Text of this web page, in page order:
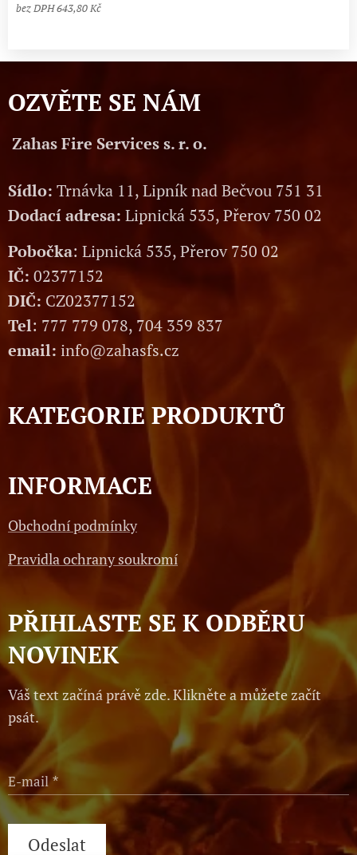
bez DPH 643,80 Kč
OZVĚTE SE NÁM
Zahas Fire Services s. r. o.
Sídlo: Trnávka 11, Lipník nad Bečvou 751 31
Dodací adresa: Lipnická 535, Přerov 750 02
Pobočka: Lipnická 535, Přerov 750 02
IČ: 02377152
DIČ: CZ02377152
Tel: 777 779 078, 704 359 837
email: info@zahasfs.cz
KATEGORIE PRODUKTŮ
INFORMACE
Obchodní podmínky
Pravidla ochrany soukromí
PŘIHLASTE SE K ODBĚRU
NOVINEK
Váš text začíná právě zde. Klikněte a můžete začít
psát.
E-mail
Odeslat